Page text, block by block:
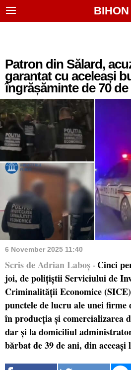
BIHON
Patron din Sălard,
garantat cu aceleași
îngrășăminte de 70
6 November 2025 11:40
Scris de Adrian Laboș - Cinci
joi, de polițiștii Serviciului de
Criminalității Economice
punctele de lucru ale unei firme
în producția și comercializarea
dar și la domiciliul
bărbat de 39 de ani, din aceeași